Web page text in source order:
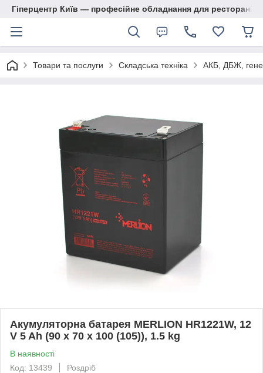
Гіперцентр Київ — професійне обладнання для ресторанів,
Товари та послуги Складська техніка АКБ, ДБЖ,
Акумуляторна батарея MERLION HR1221W, 12
V 5 Ah (90 х 70 х 100 (105)), 1.5 kg
В наявності
Код: 13439
Роздріб